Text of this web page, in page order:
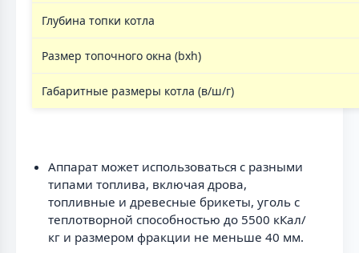
Глубина топки котла
Размер топочного окна (bxh)
Габаритные размеры котла (в/ш/г)
Аппарат может использоваться с разными
типами топлива, включая дрова,
топливные и древесные брикеты, уголь с
теплотворной способностью до 5500 кКал/
кг и размером фракции не меньше 40 мм.